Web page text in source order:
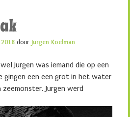
door Jurgen Koelman
Jurgen was iemand die op een
gingen een een grot in het water
Jurgen werd